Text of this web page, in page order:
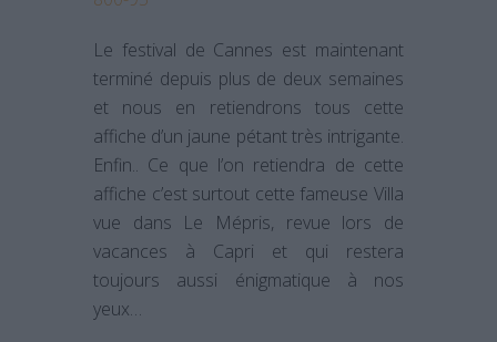
Le festival de Cannes est maintenant
terminé depuis plus de deux semaines
et nous en retiendrons tous cette
affiche d’un jaune pétant très intrigante.
Enfin.. Ce que l’on retiendra de cette
affiche c’est surtout cette fameuse Villa
vue dans Le Mépris, revue lors de
vacances à Capri et qui restera
toujours aussi énigmatique à nos
yeux…